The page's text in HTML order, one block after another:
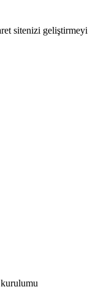
sitenizi geliştirmeyi